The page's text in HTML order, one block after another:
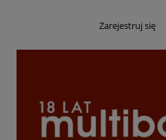
Zarejestruj się